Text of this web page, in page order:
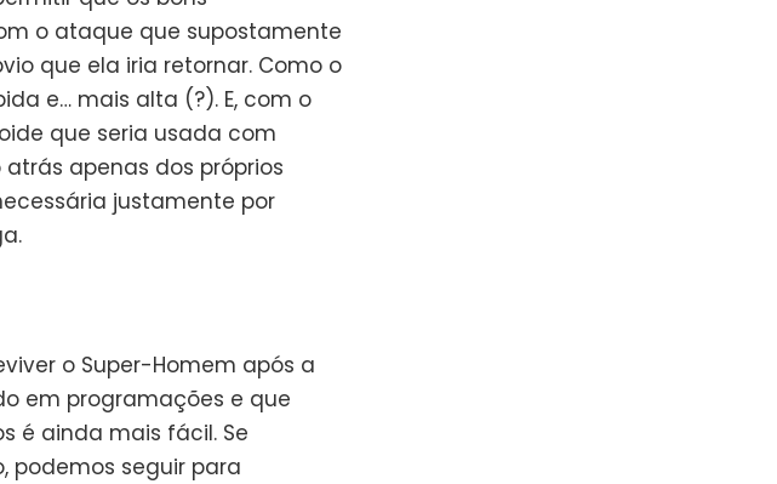
o ataque que supostamente
que ela iria retornar. Como o
e… mais alta (?). E, com o
que seria usada com
apenas dos próprios
justamente por
o Super-Homem após a
em programações e que
é ainda mais fácil. Se
podemos seguir para